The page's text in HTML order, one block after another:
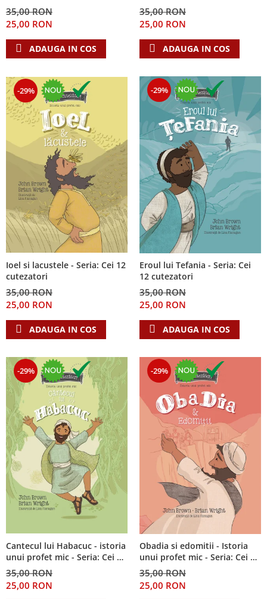
Dezvoltare personala
Mediu
35,00 RON
25,00 RON
ADAUGA IN COS
35,00 RON
25,00 RON
ADAUGA IN COS
-29%
Ioel si lacustele - Seria: Cei 12
cutezatori
35,00 RON
25,00 RON
ADAUGA IN COS
-29%
Eroul lui Tefania - Seria: Cei
12 cutezatori
35,00 RON
25,00 RON
ADAUGA IN COS
-29%
Cantecul lui Habacuc - istoria
unui profet mic - Seria: Cei 12
cutezatori
35,00 RON
25,00 RON
-29%
Obadia si edomitii - Istoria
unui profet mic - Seria: Cei 12
cutezatori
35,00 RON
25,00 RON